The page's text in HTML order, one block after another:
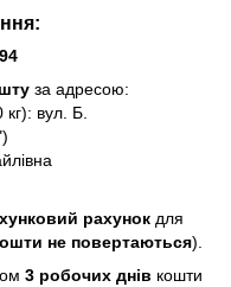
за адресою:
вул. Б.
рахунок для
не повертаються).
3 робочих днів кошти